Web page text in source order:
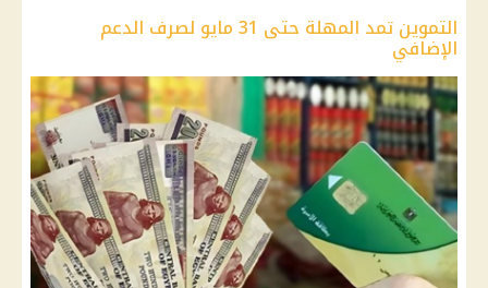
التموين تمد المهلة حتى 31 مايو لصرف الدعم
الإضافي